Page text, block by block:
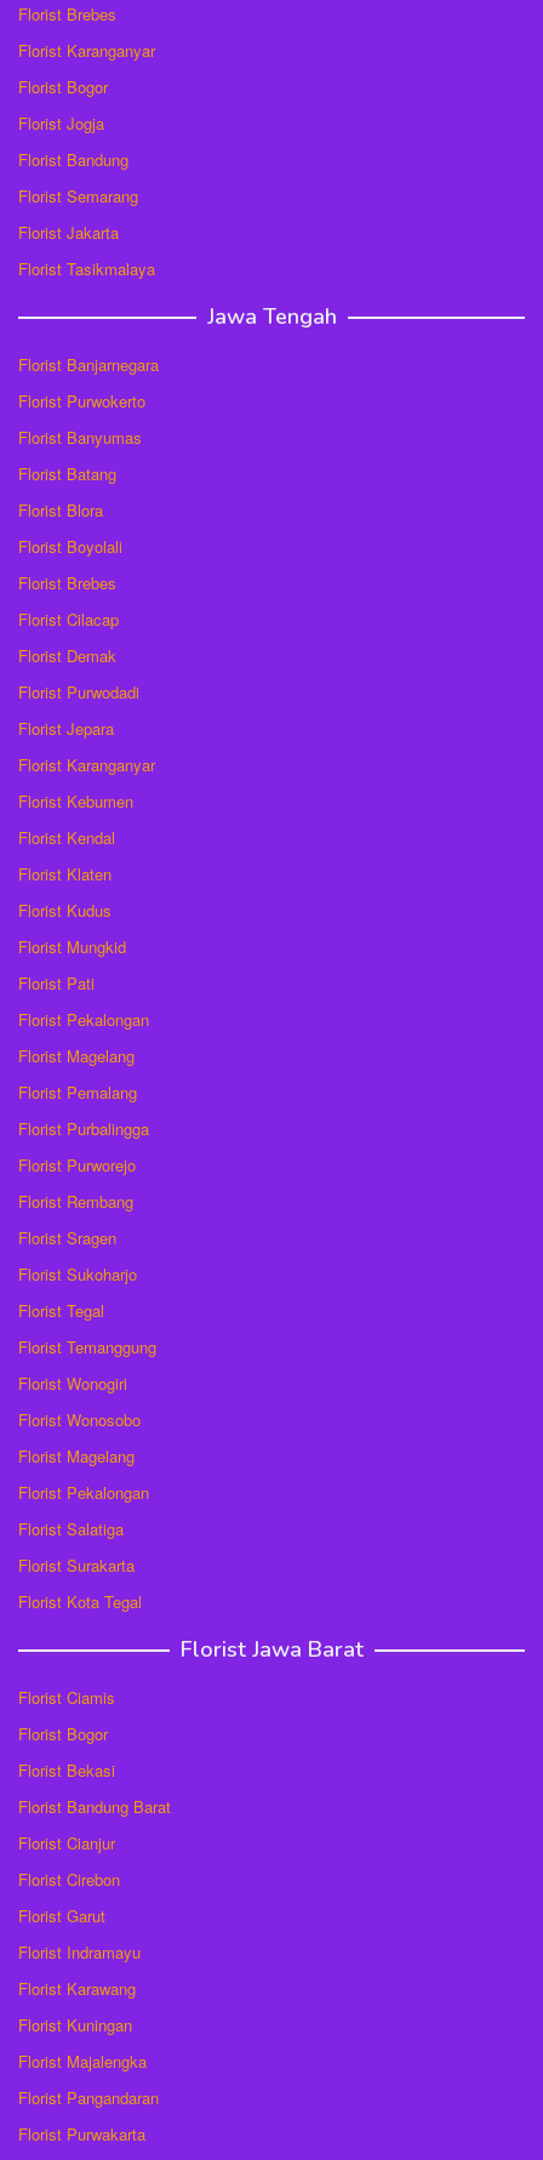
Florist Brebes
Florist Karanganyar
Florist Bogor
Florist Jogja
Florist Bandung
Florist Semarang
Florist Jakarta
Florist Tasikmalaya
Jawa Tengah
Florist Banjarnegara
Florist Purwokerto
Florist Banyumas
Florist Batang
Florist Blora
Florist Boyolali
Florist Brebes
Florist Cilacap
Florist Demak
Florist Purwodadi
Florist Jepara
Florist Karanganyar
Florist Kebumen
Florist Kendal
Florist Klaten
Florist Kudus
Florist Mungkid
Florist Pati
Florist Pekalongan
Florist Magelang
Florist Pemalang
Florist Purbalingga
Florist Purworejo
Florist Rembang
Florist Sragen
Florist Sukoharjo
Florist Tegal
Florist Temanggung
Florist Wonogiri
Florist Wonosobo
Florist Magelang
Florist Pekalongan
Florist Salatiga
Florist Surakarta
Florist Kota Tegal
Florist Jawa Barat
Florist Ciamis
Florist Bogor
Florist Bekasi
Florist Bandung Barat
Florist Cianjur
Florist Cirebon
Florist Garut
Florist Indramayu
Florist Karawang
Florist Kuningan
Florist Majalengka
Florist Pangandaran
Florist Purwakarta